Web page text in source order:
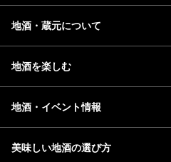
地酒・蔵元について
地酒を楽しむ
地酒・イベント情報
美味しい地酒の選び方